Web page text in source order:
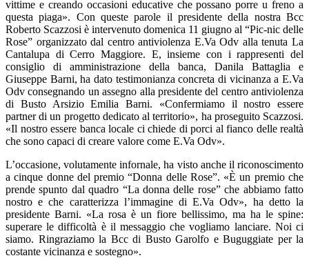
vittime e creando occasioni educative che possano porre u freno a
questa piaga». Con queste parole il presidente della nostra Bcc
Roberto Scazzosi è intervenuto domenica 11 giugno al “Pic-nic delle
Rose” organizzato dal centro antiviolenza E.Va Odv alla tenuta La
Cantalupa di Cerro Maggiore. E, insieme con i rappresenti del
consiglio di amministrazione della banca, Danila Battaglia e
Giuseppe Barni, ha dato testimonianza concreta di vicinanza a E.Va
Odv consegnando un assegno alla presidente del centro antiviolenza
di Busto Arsizio Emilia Barni. «Confermiamo il nostro essere
partner di un progetto dedicato al territorio», ha proseguito Scazzosi.
«Il nostro essere banca locale ci chiede di porci al fianco delle realtà
che sono capaci di creare valore come E.Va Odv».
L’occasione, volutamente infornale, ha visto anche il riconoscimento
a cinque donne del premio “Donna delle Rose”. «È un premio che
prende spunto dal quadro “La donna delle rose” che abbiamo fatto
nostro e che caratterizza l’immagine di E.Va Odv», ha detto la
presidente Barni. «La rosa è un fiore bellissimo, ma ha le spine:
superare le difficoltà è il messaggio che vogliamo lanciare. Noi ci
siamo. Ringraziamo la Bcc di Busto Garolfo e Buguggiate per la
costante vicinanza e sostegno».